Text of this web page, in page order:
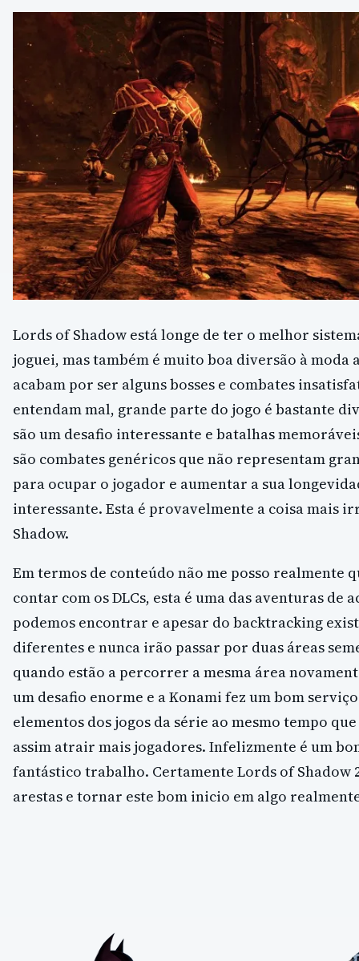
Lords of Shadow está longe de ter o melhor
joguei, mas também é muito boa diversão à moda
acabam por ser alguns bosses e combates
entendam mal, grande parte do jogo é bastante
são um desafio interessante e batalhas
são combates genéricos que não representam
para ocupar o jogador e aumentar a sua
interessante. Esta é provavelmente a coisa mais
Shadow.
Em termos de conteúdo não me posso realmente
contar com os DLCs, esta é uma das aventuras de
podemos encontrar e apesar do backtracking
diferentes e nunca irão passar por duas áreas
quando estão a percorrer a mesma área
um desafio enorme e a Konami fez um bom
elementos dos jogos da série ao mesmo tempo
assim atrair mais jogadores. Infelizmente é um
fantástico trabalho. Certamente Lords of Shadow
arestas e tornar este bom inicio em algo